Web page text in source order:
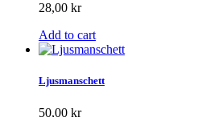
28,00 kr
Add to cart
Ljusmanschett
50,00 kr